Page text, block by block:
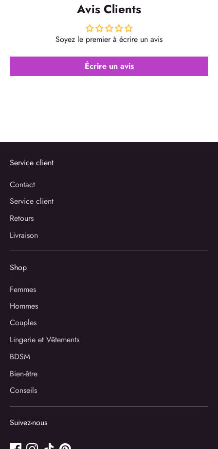
Avis Clients
Soyez le premier à écrire un avis
Écrire un avis
Service client
Contact
Service client
Retours
Livraison
Shop
Femmes
Hommes
Couples
Lingerie et Vêtements
BDSM
Bien-être
Conseils
Suivez-nous